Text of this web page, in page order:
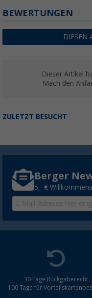
BEWERTUNGEN
DIESEN
Dieser Artikel
Mach den
ZULETZT BESUCHT
Berger
5,- €
30 Tage Rückgaberecht
100 Tage für